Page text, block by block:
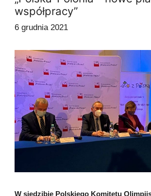
współpracy”
6 grudnia 2021
W siedzibie Polskiego Komitetu